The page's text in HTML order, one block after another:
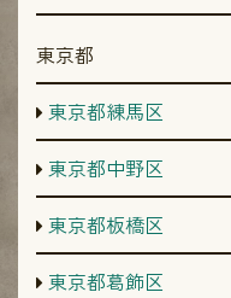
東京都
東京都練馬区
東京都中野区
東京都板橋区
東京都葛飾区